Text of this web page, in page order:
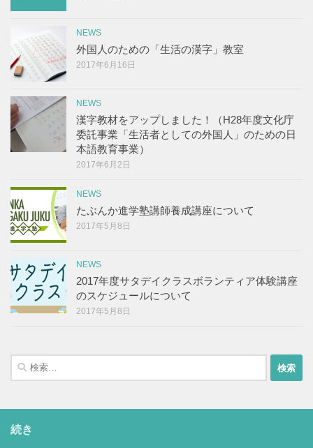
NEWS
外国人のための「生活の漢字」教室
2017年6月16日
NEWS
漢字教材をアップしました！（H28年度文化庁
委託事業「生活者としての外国人」のための日
本語教育事業）
2017年6月2日
NEWS
たぶんか進学塾講師養成講座について
2017年5月8日
NEWS
2017年度サタデイクラスボランティア体験講座
のスケジュールについて
2017年5月8日
検
索:
続き